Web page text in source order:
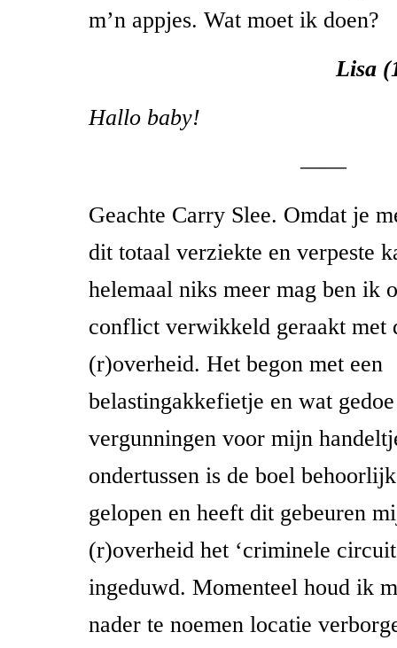
m’n appjes. Wat moet ik doen?
Lisa
Hallo baby!
——
Geachte Carry Slee. Omdat je
dit totaal verziekte en verpeste
helemaal niks meer mag ben ik
conflict verwikkeld geraakt met
(r)overheid. Het begon met een
belastingakkefietje en wat
vergunningen voor mijn
ondertussen is de boel
gelopen en heeft dit gebeuren
(r)overheid het ‘criminele
ingeduwd. Momenteel houd ik
nader te noemen locatie